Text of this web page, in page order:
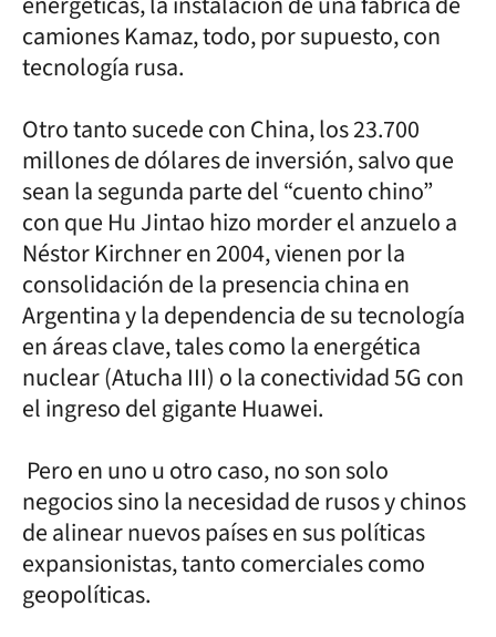
camiones Kamaz, todo, por supuesto, con
tecnología rusa.
Otro tanto sucede con China, los 23.700
millones de dólares de inversión, salvo que
sean la segunda parte del “cuento chino”
con que Hu Jintao hizo morder el anzuelo a
Néstor Kirchner en 2004, vienen por la
consolidación de la presencia china en
Argentina y la dependencia de su tecnología
en áreas clave, tales como la energética
nuclear (Atucha III) o la conectividad 5G con
el ingreso del gigante Huawei.
Pero en uno u otro caso, no son solo
negocios sino la necesidad de rusos y chinos
de alinear nuevos países en sus políticas
expansionistas, tanto comerciales como
geopolíticas.